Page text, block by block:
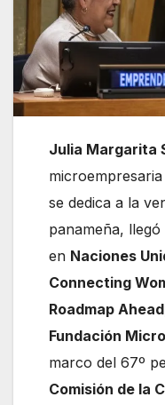
Julia Margarita
se dedica a la
panameña,
en Naciones
Connecting
Roadmap Ahead
Fundación
marco del 67º
Comisión de la